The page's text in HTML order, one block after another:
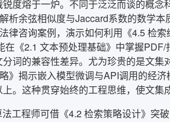
度熔于一炉。不同于泛泛而谈的概
析余弦相似度与Jaccard系数的数学
律咨询案例，演示如何利用《4.5 检
在《2.1 文本预处理基础》中掌握
词的兼容性差异。尤为珍贵的是文
》揭示嵌入模型微调与API调用的经
。这种贯穿始终的工程思维，使文集
工程师可借《4.2 检索策略设计》突